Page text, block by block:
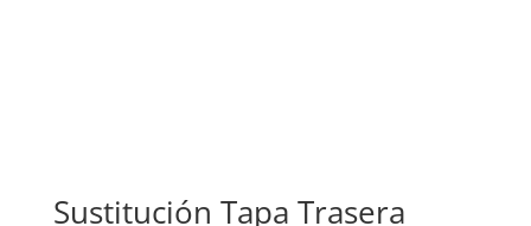
Sustitución Tapa Trasera